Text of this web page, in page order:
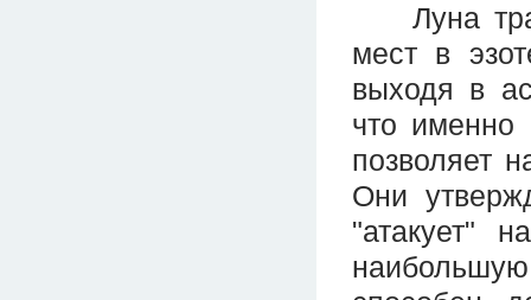
Луна
мест в
выходя в
что
позволяет
Они
"атакует"